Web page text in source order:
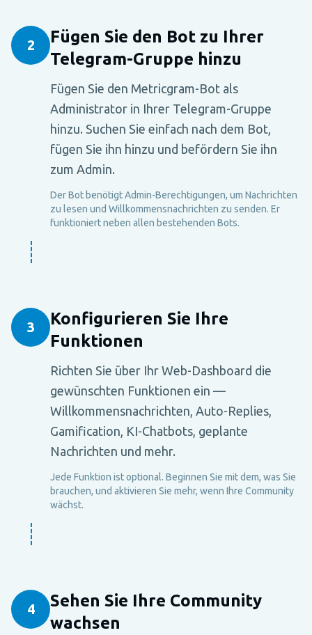
2
Fügen Sie den Bot zu Ihrer
Telegram-Gruppe hinzu
Fügen Sie den Metricgram-Bot als
Administrator in Ihrer Telegram-Gruppe
hinzu. Suchen Sie einfach nach dem Bot,
fügen Sie ihn hinzu und befördern Sie ihn
zum Admin.
Der Bot benötigt Admin-Berechtigungen, um Nachrichten
zu lesen und Willkommensnachrichten zu senden. Er
funktioniert neben allen bestehenden Bots.
3
Konfigurieren Sie Ihre
Funktionen
Richten Sie über Ihr Web-Dashboard die
gewünschten Funktionen ein —
Willkommensnachrichten, Auto-Replies,
Gamification, KI-Chatbots, geplante
Nachrichten und mehr.
Jede Funktion ist optional. Beginnen Sie mit dem, was Sie
brauchen, und aktivieren Sie mehr, wenn Ihre Community
wächst.
4
Sehen Sie Ihre Community
wachsen